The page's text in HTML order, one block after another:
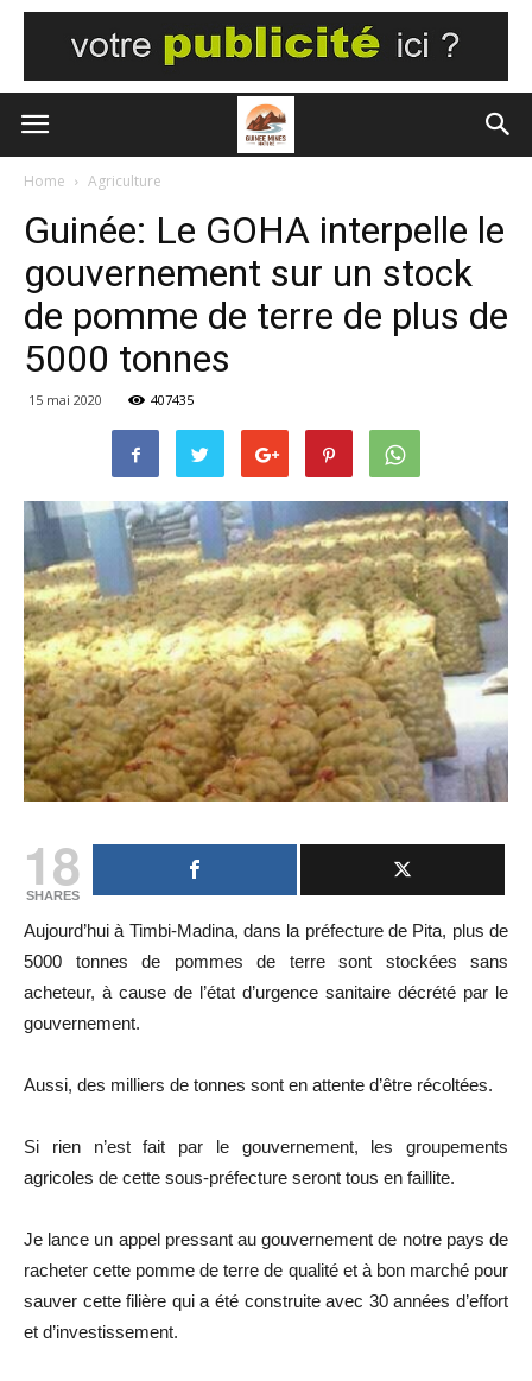
Home Agriculture
Guinée: Le GOHA interpelle le
gouvernement sur un stock
de pomme de terre de plus de
5000 tonnes
15 mai 2020 407435
18
SHARES
Aujourd’hui à Timbi-Madina, dans la préfecture de Pita, plus de
5000 tonnes de pommes de terre sont stockées sans
acheteur, à cause de l’état d’urgence sanitaire décrété par le
gouvernement.
Aussi, des milliers de tonnes sont en attente d’être récoltées.
Si rien n’est fait par le gouvernement, les groupements
agricoles de cette sous-préfecture seront tous en faillite.
Je lance un appel pressant au gouvernement de notre pays de
racheter cette pomme de terre de qualité et à bon marché pour
sauver cette filière qui a été construite avec 30 années d’effort
et d’investissement.